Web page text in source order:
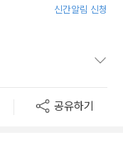
신간알림 신청
공유하기